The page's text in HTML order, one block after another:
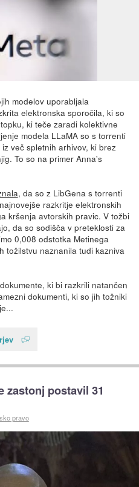
modelov uporabljala
elektronska sporočila, ki so
ki teče zaradi kolektivne
modela LLaMA so s torrenti
več spletnih arhivov, ki brez
To so na primer Anna's
, da so z LibGena s torrenti
razkritje elektronskih
kršenja avtorskih pravic. V tožbi
da so sodišča v preteklosti za
0,008 odstotka Metinega
tožilstvu naznanila tudi kazniva
ki bi razkrili natančen
dokumenti, ki so jih tožniki
zastonj postavil 31
pravo